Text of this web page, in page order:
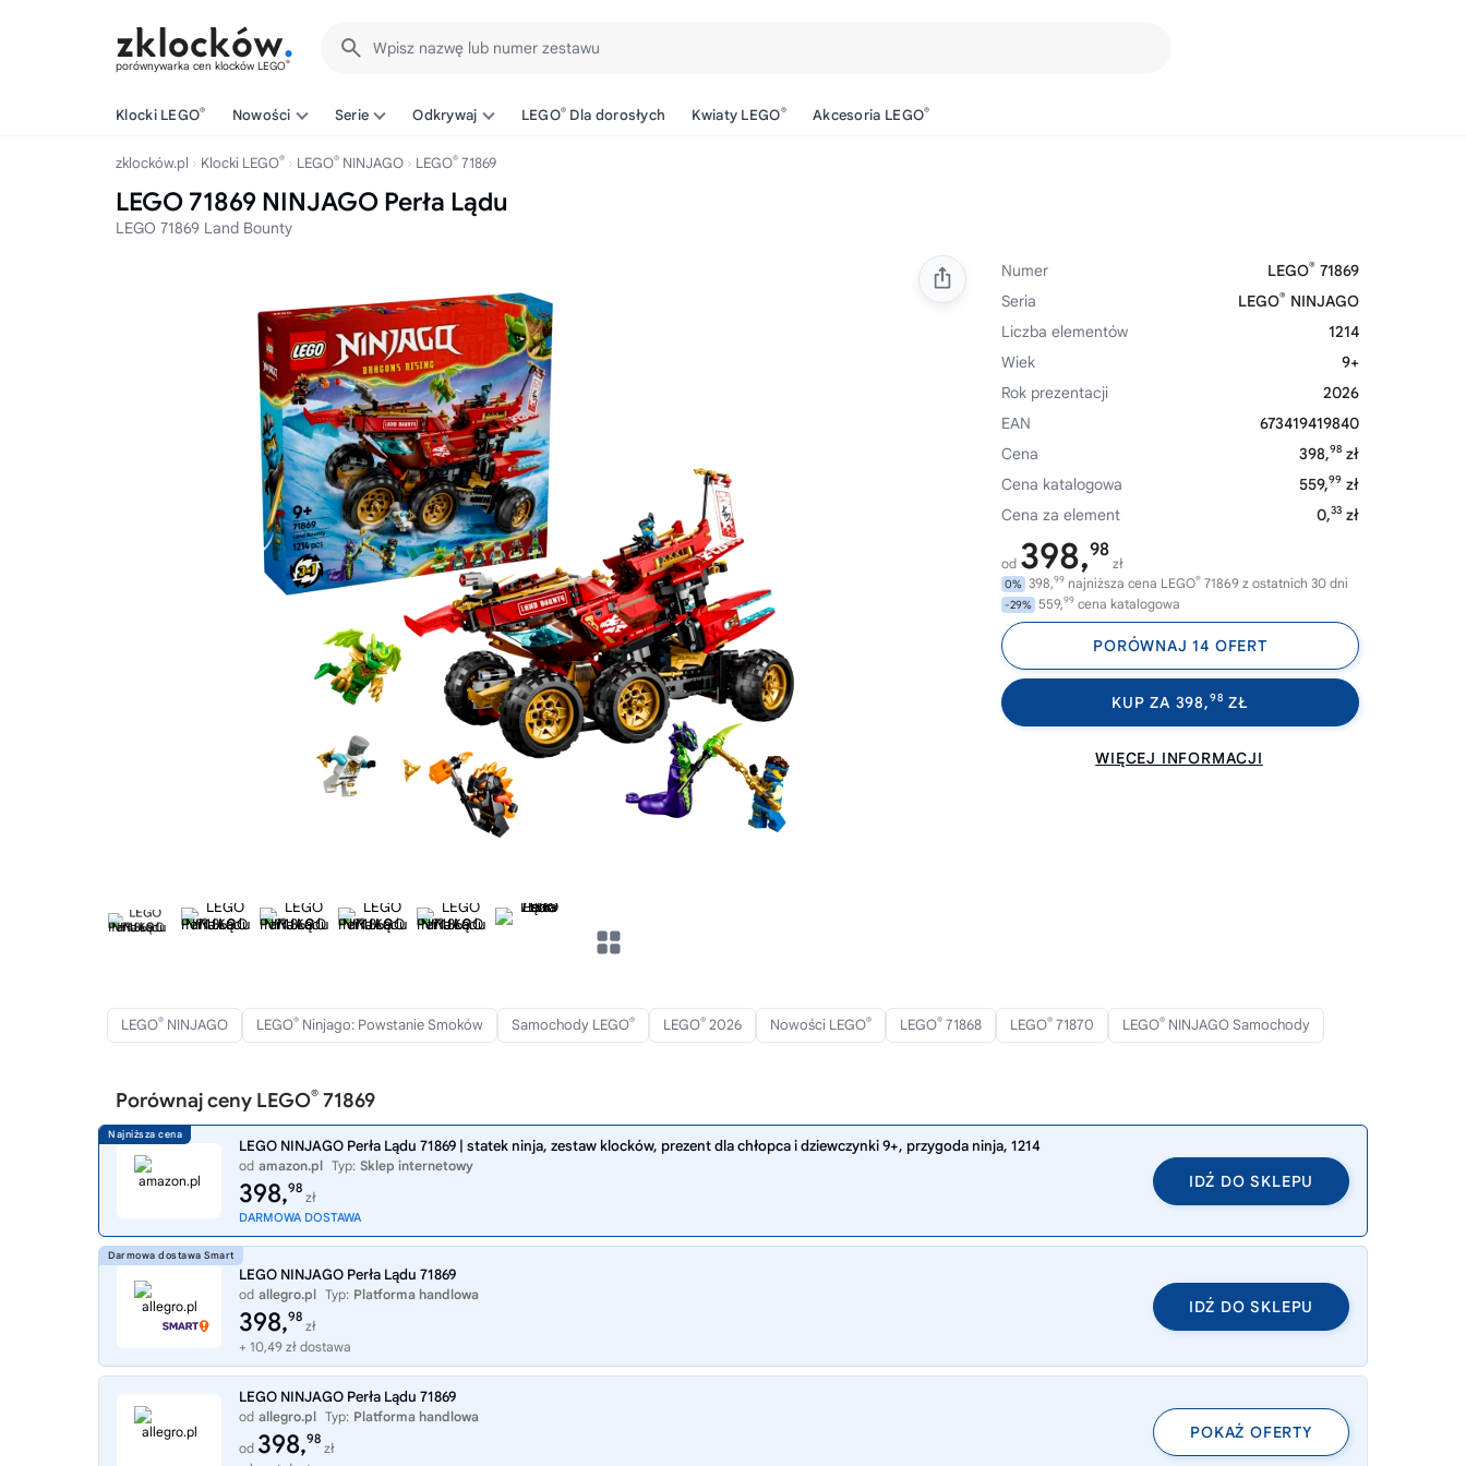
porównywarka cen klocków LEGO®
Wpisz nazwę lub numer zestawu
Klocki LEGO® Nowości Serie Odkrywaj LEGO® Dla dorosłych Kwiaty LEGO® Akcesoria LEGO®
zklocków.pl Klocki LEGO® LEGO® NINJAGO LEGO® 71869
LEGO 71869 NINJAGO Perła Lądu
LEGO 71869 Land Bounty
Numer LEGO® 71869
Seria
LEGO® NINJAGO
Liczba elementów
1214
Wiek
9+
Rok prezentacji
2026
EAN
673419419840
Cena
398,98 zł
Cena katalogowa
559,99 zł
Cena za element
0,33 zł
od 398,98
zł
0% 398,99 najniższa cena LEGO® 71869 z ostatnich 30 dni
-29% 559,99 cena katalogowa
PORÓWNAJ 14 OFERT
KUP ZA 398,98 ZŁ
WIĘCEJ INFORMACJI
LEGO® NINJAGO LEGO® Ninjago: Powstanie Smoków Samochody LEGO® LEGO® 2026 Nowości LEGO® LEGO® 71868 LEGO® 71870 LEGO® NINJAGO Samochody
Porównaj ceny LEGO® 71869
LEGO NINJAGO Perła Lądu 71869 | statek ninja, zestaw klocków, prezent dla chłopca i dziewczynki 9+, przygoda ninja, 1214
od amazon.pl Typ: Sklep internetowy
398,98
zł
DARMOWA DOSTAWA
IDŹ DO SKLEPU
LEGO NINJAGO Perła Lądu 71869
od allegro.pl Typ: Platforma handlowa
398,98
zł
+ 10,49 zł dostawa
IDŹ DO SKLEPU
LEGO NINJAGO Perła Lądu 71869
od allegro.pl Typ: Platforma handlowa
od 398,98
zł
POKAŻ OFERTY